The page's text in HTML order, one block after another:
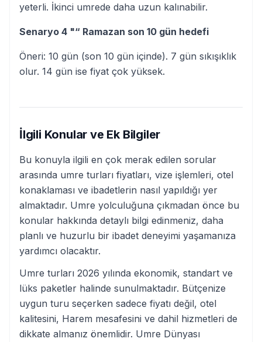
yeterli. İkinci umrede daha uzun kalınabilir.
Senaryo 4 "“ Ramazan son 10 gün hedefi
Öneri: 10 gün (son 10 gün içinde). 7 gün sıkışıklık
olur. 14 gün ise fiyat çok yüksek.
İlgili Konular ve Ek Bilgiler
Bu konuyla ilgili en çok merak edilen sorular
arasında umre turları fiyatları, vize işlemleri, otel
konaklaması ve ibadetlerin nasıl yapıldığı yer
almaktadır. Umre yolculuğuna çıkmadan önce bu
konular hakkında detaylı bilgi edinmeniz, daha
planlı ve huzurlu bir ibadet deneyimi yaşamanıza
yardımcı olacaktır.
Umre turları 2026 yılında ekonomik, standart ve
lüks paketler halinde sunulmaktadır. Bütçenize
uygun turu seçerken sadece fiyatı değil, otel
kalitesini, Harem mesafesini ve dahil hizmetleri de
dikkate almanız önemlidir. Umre Dünyası